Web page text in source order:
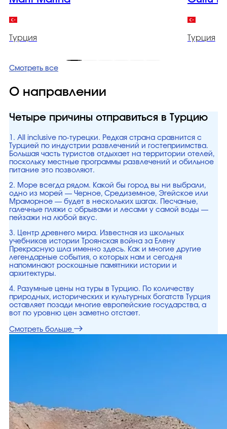
Турция Турция
Смотреть все
О направлении
Четыре причины отправиться в Турцию
1. All inclusive по-турецки. Редкая страна сравнится с
Турцией по индустрии развлечений и гостеприимства.
Большая часть туристов отдыхает на территории отелей,
поскольку местные программы развлечений и обильное
питание это позволяют.
2. Море всегда рядом. Какой бы город вы ни выбрали,
одно из морей — Черное, Средиземное, Эгейское или
Мраморное — будет в нескольких шагах. Песчаные,
галечные пляжи с обрывами и лесами у самой воды —
пейзажи на любой вкус.
3. Центр древнего мира. Известная из школьных
учебников истории Троянская война за Елену
Прекрасную шла именно здесь. Как и многие другие
легендарные события, о которых нам и сегодня
напоминают роскошные памятники истории и
архитектуры.
4. Разумные цены на туры в Турцию. По количеству
природных, исторических и культурных богатств Турция
оставляет позади многие европейские государства, а
вот по уровню цен заметно отстает.
Смотреть больше